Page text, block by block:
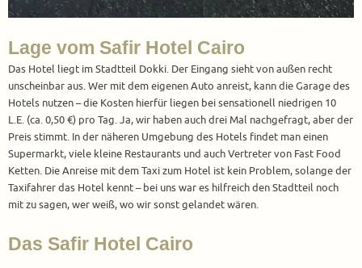
Lage vom Safir Hotel Cairo
Das Hotel liegt im Stadtteil Dokki. Der Eingang sieht von außen recht
unscheinbar aus. Wer mit dem eigenen Auto anreist, kann die Garage des
Hotels nutzen – die Kosten hierfür liegen bei sensationell niedrigen 10
L.E. (ca. 0,50 €) pro Tag. Ja, wir haben auch drei Mal nachgefragt, aber der
Preis stimmt. In der näheren Umgebung des Hotels findet man einen
Supermarkt, viele kleine Restaurants und auch Vertreter von Fast Food
Ketten. Die Anreise mit dem Taxi zum Hotel ist kein Problem, solange der
Taxifahrer das Hotel kennt – bei uns war es hilfreich den Stadtteil noch
mit zu sagen, wer weiß, wo wir sonst gelandet wären.
Das Safir Hotel Cairo